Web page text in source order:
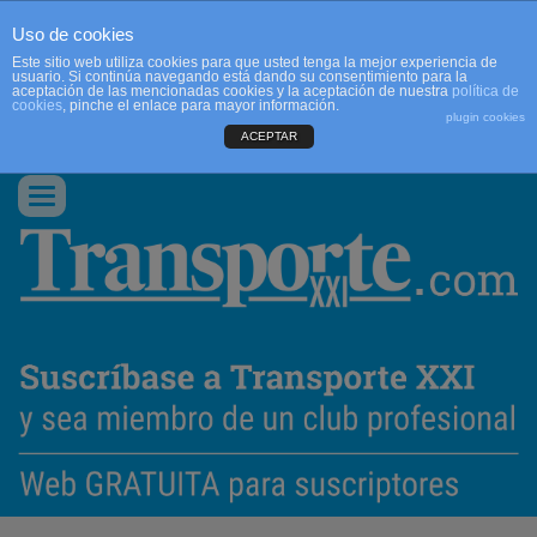
CONTACTO
Conmutar
navegación
Uso de cookies
Este sitio web utiliza cookies para que usted tenga la mejor experiencia de
usuario. Si continúa navegando está dando su consentimiento para la
aceptación de las mencionadas cookies y la aceptación de nuestra política de
cookies, pinche el enlace para mayor información.
plugin cookies
ACEPTAR